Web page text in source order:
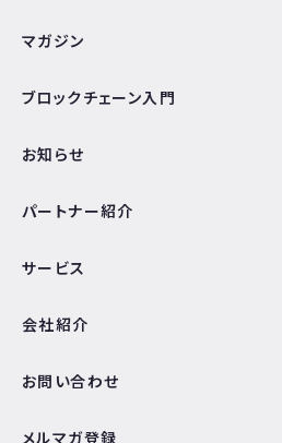
マガジン
ブロックチェーン入門
お知らせ
パートナー紹介
サービス
会社紹介
お問い合わせ
メルマガ登録